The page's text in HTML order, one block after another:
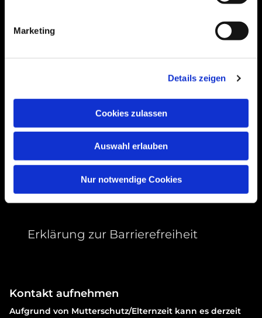
Marketing
Details zeigen
Cookies zulassen
Auswahl erlauben
Nur notwendige Cookies
Bitte akzeptieren Sie Marketing-Cookies,
Accept cookies
Erklärung zur Barrierefreiheit
Kontakt aufnehmen
Aufgrund von Mutterschutz/Elternzeit kann es derzeit